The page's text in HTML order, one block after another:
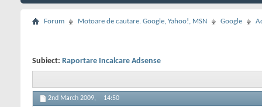
Forum Motoare de cautare. Google, Yahoo!, MSN Google
Subiect: Raportare Incalcare Adsense
2nd March 2009, 14:50